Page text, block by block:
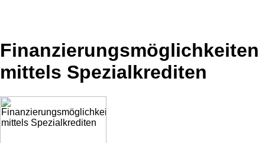
Finanzierungsmöglichkeiten
mittels Spezialkrediten